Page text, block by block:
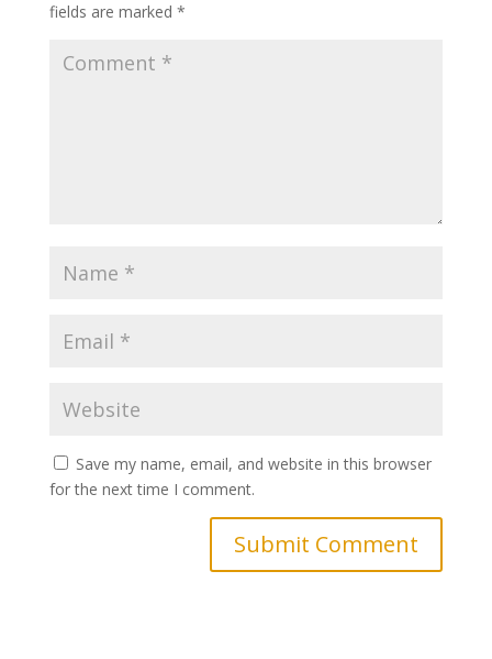
fields are marked *
Save my name, email, and website in this browser
for the next time I comment.